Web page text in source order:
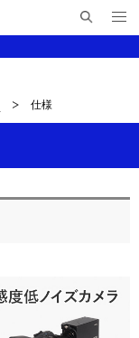
メ
ニ
仕様